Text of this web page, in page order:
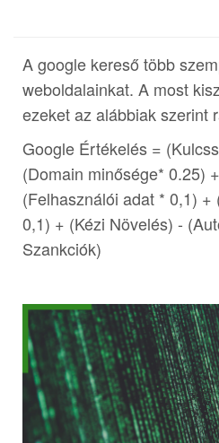
A google kereső több
weboldalainkat. A most
ezeket az alábbiak szerint
Google Értékelés =
(Domain minősége* 0.25)
(Felhasználói adat * 0,1) +
0,1) + (Kézi Növelés) -
Szankciók)